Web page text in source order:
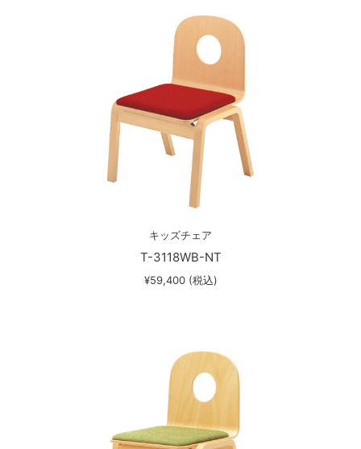
キッズチェア
T-3118WB-NT
¥59,400 (税込)